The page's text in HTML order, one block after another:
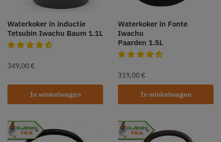
Waterkoker in inductie
Tetsubin Iwachu Baum 1.1L
349,00 €
In winkelwagen
Waterkoker in Fonte
Iwachu
Paarden 1.5L
319,00 €
In winkelwagen